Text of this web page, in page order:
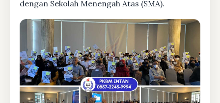
dengan Sekolah Menengah Atas (SMA).